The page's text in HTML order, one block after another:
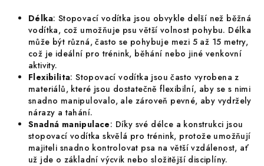
Délka: Stopovací vodítka jsou obvykle delší než běžná
vodítka, což umožňuje psu větší volnost pohybu. Délka
může být různá, často se pohybuje mezi 5 až 15 metry,
což je ideální pro trénink, běhání nebo jiné venkovní
aktivity.
Flexibilita: Stopovací vodítka jsou často vyrobena z
materiálů, které jsou dostatečně flexibilní, aby se s nimi
snadno manipulovalo, ale zároveň pevné, aby vydržely
nárazy a tahání.
Snadná manipulace: Díky své délce a konstrukci jsou
stopovací vodítka skvělá pro trénink, protože umožňují
majiteli snadno kontrolovat psa na větší vzdálenost, ať
už jde o základní výcvik nebo složitější disciplíny.